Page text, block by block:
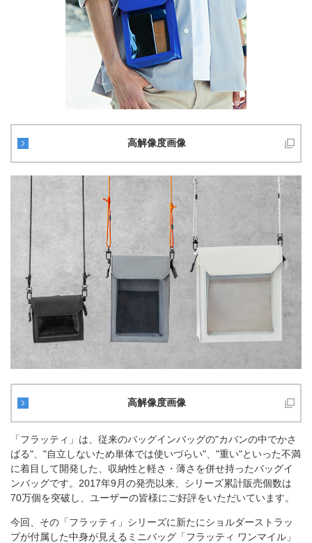
高解像度画像
高解像度画像
「フラッティ」は、従来のバッグインバッグの"カバンの中でかさ
ばる"、"自立しないため単体では使いづらい"、"重い"といった不満
に着目して開発した、収納性と軽さ・薄さを併せ持ったバッグイ
ンバッグです。2017年9月の発売以来、シリーズ累計販売個数は
70万個を突破し、ユーザーの皆様にご好評をいただいています。
今回、その「フラッティ」シリーズに新たにショルダーストラッ
プが付属した中身が見えるミニバッグ「フラッティ ワンマイル」